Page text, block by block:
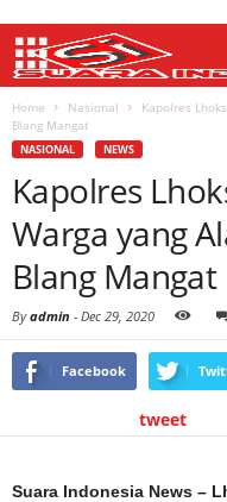
Home Nasional
Kapolres
Blang Mangat
NASIONAL NEWS
Kapolres
Warga yang
Blang Mangat
Byadmin - Dec 29, 2020
Facebook
tweet
Suara Indonesia News –